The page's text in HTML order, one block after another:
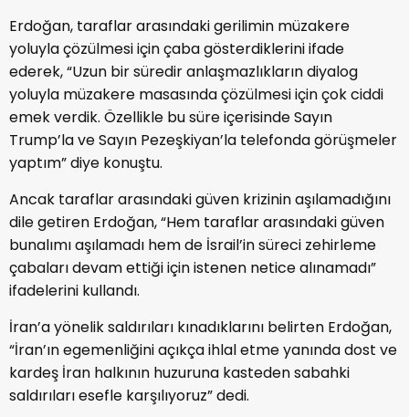
Erdoğan, taraflar arasındaki gerilimin müzakere
yoluyla çözülmesi için çaba gösterdiklerini ifade
ederek, “Uzun bir süredir anlaşmazlıkların diyalog
yoluyla müzakere masasında çözülmesi için çok ciddi
emek verdik. Özellikle bu süre içerisinde Sayın
Trump’la ve Sayın Pezeşkiyan’la telefonda görüşmeler
yaptım” diye konuştu.
Ancak taraflar arasındaki güven krizinin aşılamadığını
dile getiren Erdoğan, “Hem taraflar arasındaki güven
bunalımı aşılamadı hem de İsrail’in süreci zehirleme
çabaları devam ettiği için istenen netice alınamadı”
ifadelerini kullandı.
İran’a yönelik saldırıları kınadıklarını belirten Erdoğan,
“İran’ın egemenliğini açıkça ihlal etme yanında dost ve
kardeş İran halkının huzuruna kasteden sabahki
saldırıları esefle karşılıyoruz” dedi.